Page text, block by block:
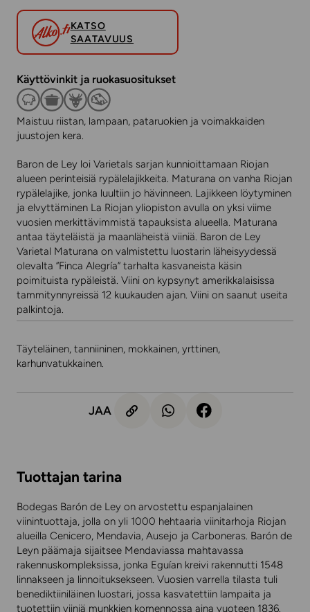
KATSO
SAATAVUUS
Käyttövinkit ja ruokasuositukset
Maistuu riistan, lampaan, pataruokien ja voimakkaiden
juustojen kera.
Baron de Ley loi Varietals sarjan kunnioittamaan Riojan
alueen perinteisiä rypälelajikkeita. Maturana on vanha Riojan
rypälelajike, jonka luultiin jo hävinneen. Lajikkeen löytyminen
ja elvyttäminen La Riojan yliopiston avulla on yksi viime
vuosien merkittävimmistä tapauksista alueella. Maturana
antaa täyteläistä ja maanläheistä viiniä. Baron de Ley
Varietal Maturana on valmistettu luostarin läheisyydessä
olevalta ”Finca Alegría” tarhalta kasvaneista käsin
poimituista rypäleistä. Viini on kypsynyt amerikkalaisissa
tammitynnyreissä 12 kuukauden ajan. Viini on saanut useita
palkintoja.
Täyteläinen, tanniininen, mokkainen, yrttinen,
karhunvatukkainen.
JAA
Tuottajan tarina
Bodegas Barón de Ley on arvostettu espanjalainen
viinintuottaja, jolla on yli 1000 hehtaaria viinitarhoja Riojan
alueilla Cenicero, Mendavia, Ausejo ja Carboneras. Barón de
Leyn päämaja sijaitsee Mendaviassa mahtavassa
rakennuskompleksissa, jonka Eguían kreivi rakennutti 1548
linnakseen ja linnoituksekseen. Vuosien varrella tilasta tuli
benediktiiniläinen luostari, jossa kasvatettiin lampaita ja
tuotettiin viiniä munkkien komennossa aina vuoteen 1836.